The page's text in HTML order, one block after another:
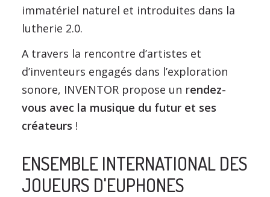
immatériel naturel et introduites dans la
lutherie 2.0.
A travers la rencontre d’artistes et
d’inventeurs engagés dans l’exploration
sonore, INVENTOR propose un rendez-
vous avec la musique du futur et ses
créateurs !
ENSEMBLE INTERNATIONAL DES
JOUEURS D'EUPHONES